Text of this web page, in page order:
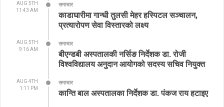
AUG 5TH
11:43 AM
समाचार
काडाघारीमा गान्धी तुलसी मेहर हस्पिटल सञ्चालन,
प्रत्यारोपण सेवा विस्तारको लक्ष्य
AUG 5TH
9:16 AM
समाचार
बीएन्डबी अस्पतालकी नर्सिङ निर्देशक डा. रोजी
विश्वविद्यालय अनुदान आयोगको सदस्य सचिव नियुक्त
AUG 4TH
1:11 PM
समाचार
कान्ति बाल अस्पतालका निर्देशक डा. पंकज राय हटाइए